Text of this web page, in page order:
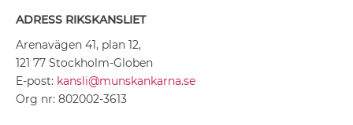
ADRESS RIKSKANSLIET
Arenavägen 41, plan 12,
121 77 Stockholm-Globen
E-post: kansli@munskankarna.se
Org nr: 802002-3613